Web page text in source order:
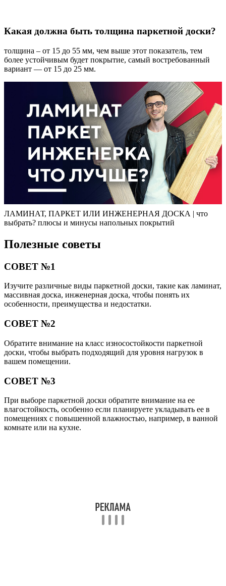
Какая должна быть толщина паркетной доски?
толщина – от 15 до 55 мм, чем выше этот показатель, тем
более устойчивым будет покрытие, самый востребованный
вариант — от 15 до 25 мм.
ЛАМИНАТ, ПАРКЕТ ИЛИ ИНЖЕНЕРНАЯ ДОСКА | что
выбрать? плюсы и минусы напольных покрытий
Полезные советы
СОВЕТ №1
Изучите различные виды паркетной доски, такие как ламинат,
массивная доска, инженерная доска, чтобы понять их
особенности, преимущества и недостатки.
СОВЕТ №2
Обратите внимание на класс износостойкости паркетной
доски, чтобы выбрать подходящий для уровня нагрузок в
вашем помещении.
СОВЕТ №3
При выборе паркетной доски обратите внимание на ее
влагостойкость, особенно если планируете укладывать ее в
помещениях с повышенной влажностью, например, в ванной
комнате или на кухне.